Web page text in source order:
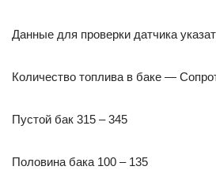
Данные для проверки датчика
Количество топлива в баке —
Пустой бак 315 – 345
Половина бака 100 – 135